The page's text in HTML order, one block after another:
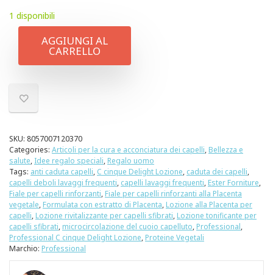
1 disponibili
AGGIUNGI AL
CARRELLO
SKU: 8057007120370
Categories: Articoli per la cura e acconciatura dei capelli, Bellezza e
salute, Idee regalo speciali, Regalo uomo
Tags: anti caduta capelli, C cinque Delight Lozione, caduta dei capelli,
capelli deboli lavaggi frequenti, capelli lavaggi frequenti, Ester Forniture,
Fiale per capelli rinforzanti, Fiale per capelli rinforzanti alla Placenta
vegetale, Formulata con estratto di Placenta, Lozione alla Placenta per
capelli, Lozione rivitalizzante per capelli sfibrati, Lozione tonificante per
capelli sfibrati, microcircolazione del cuoio capelluto, Professional,
Professional C cinque Delight Lozione, Proteine Vegetali
Marchio: Professional